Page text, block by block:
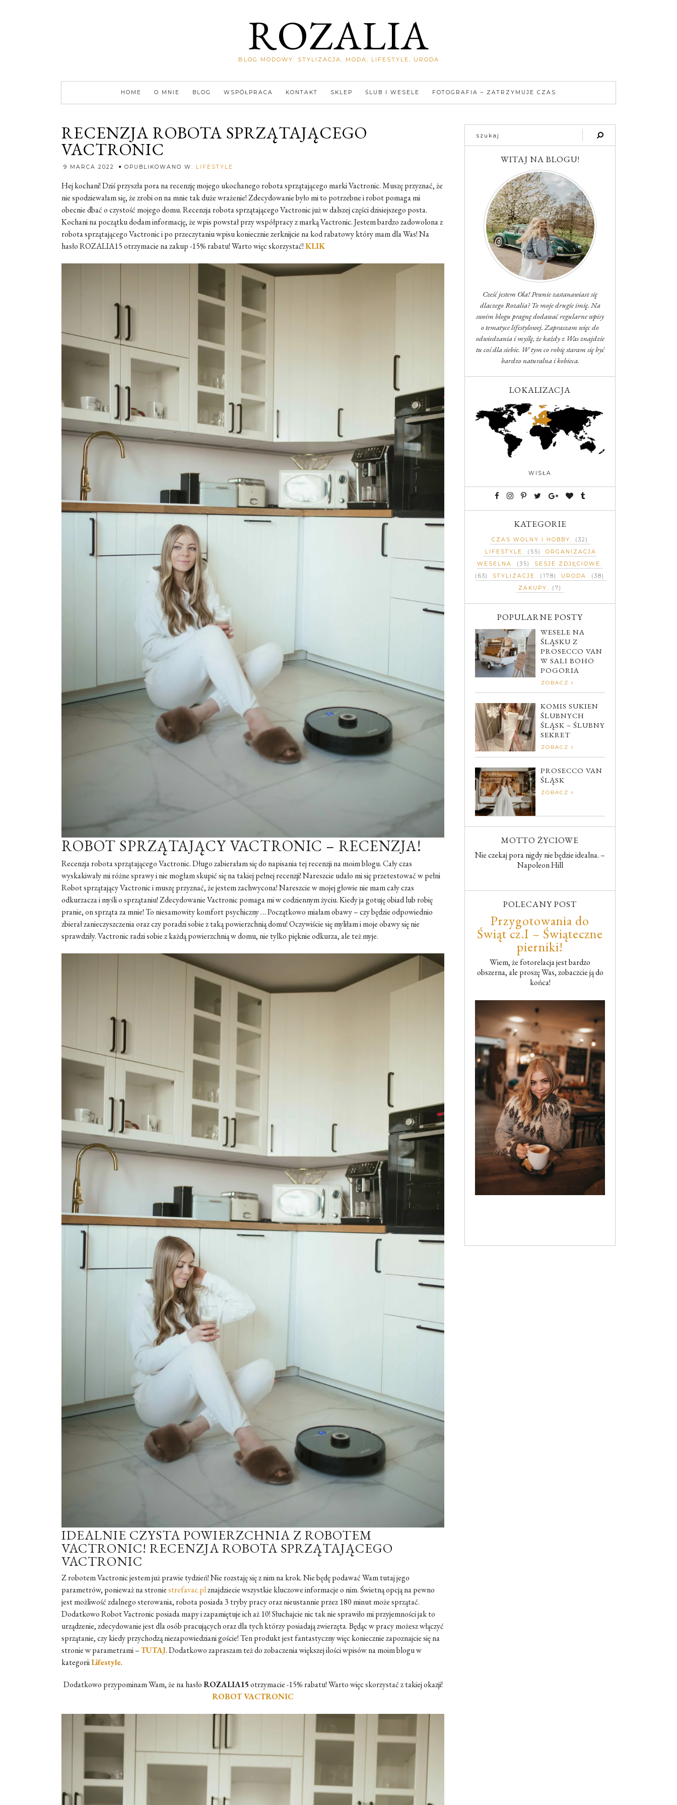
ROZALIA
BLOG MODOWY: STYLIZACJA, MODA, LIFESTYLE, URODA
HOME O MNIE BLOG WSPÓŁPRACA KONTAKT SKLEP ŚLUB I WESELE FOTOGRAFIA – ZATRZYMUJE CZAS
RECENZJA ROBOTA SPRZĄTAJĄCEGO
VACTRONIC
9 MARCA 2022 OPUBLIKOWANO W: LIFESTYLE
Hej kochani! Dziś przyszła pora na recenzję mojego ukochanego robota sprzątającego marki Vactronic. Muszę przyznać, że
nie spodziewałam się, że zrobi on na mnie tak duże wrażenie! Zdecydowanie było mi to potrzebne i robot pomaga mi
obecnie dbać o czystość mojego domu. Recenzja robota sprzątającego Vactronic już w dalszej części dzisiejszego posta.
Kochani na początku dodam informację, że wpis powstał przy współpracy z marką Vactronic. Jestem bardzo zadowolona z
robota sprzątającego Vactronic i po przeczytaniu wpisu koniecznie zerknijcie na kod rabatowy który mam dla Was! Na
hasło ROZALIA15 otrzymacie na zakup -15% rabatu! Warto więc skorzystać!KLIK
ROBOT SPRZĄTAJĄCY VACTRONIC – RECENZJA!
Recenzja robota sprzątającego Vactronic. Długo zabierałam się do napisania tej recenzji na moim blogu. Cały czas
wyskakiwały mi różne sprawy i nie mogłam skupić się na takiej pełnej recenzji! Nareszcie udało mi się przetestować w pełni
Robot sprzątający Vactronic i muszę przyznać, że jestem zachwycona! Nareszcie w mojej głowie nie mam cały czas
odkurzacza i myśli o sprzątaniu! Zdecydowanie Vactronic pomaga mi w codziennym życiu. Kiedy ja gotuję obiad lub robię
pranie, on sprząta za mnie! To niesamowity komfort psychiczny … Początkowo miałam obawy – czy będzie odpowiednio
zbierał zanieczyszczenia oraz czy poradzi sobie z taką powierzchnią domu! Oczywiście się myliłam i moje obawy się nie
sprawdziły. Vactronic radzi sobie z każdą powierzchnią w domu, nie tylko pięknie odkurza, ale też myje.
IDEALNIE CZYSTA POWIERZCHNIA Z ROBOTEM
VACTRONIC! RECENZJA ROBOTA SPRZĄTAJĄCEGO
VACTRONIC
Z robotem Vactronic jestem już prawie tydzień! Nie rozstaję się z nim na krok. Nie będę podawać Wam tutaj jego
parametrów, ponieważ na stroniestrefavac.plznajdziecie wszystkie kluczowe informacje o nim. Świetną opcją na pewno
jest możliwość zdalnego sterowania, robota posiada 3 tryby pracy oraz nieustannie przez 180 minut może sprzątać.
Dodatkowo Robot Vactronic posiada mapy i zapamiętuje ich aż 10! Słuchajcie nic tak nie sprawiło mi przyjemności jak to
urządzenie, zdecydowanie jest dla osób pracujących oraz dla tych którzy posiadają zwierzęta. Będąc w pracy możesz włączyć
sprzątanie, czy kiedy przychodzą niezapowiedziani goście! Ten produkt jest fantastyczny więc koniecznie zapoznajcie się na
stronie w parametrami –TUTAJ. Dodatkowo zapraszam też do zobaczenia większej ilości wpisów na moim blogu w
kategoriiLifestyle.
Dodatkowo przypominam Wam, że na hasłoROZALIA15otrzymacie -15% rabatu! Warto więc skorzystać z takiej okazji!
ROBOT VACTRONIC
WITAJ NA BLOGU!
Cześć jestem Ola! Pewnie zastanawiasz się
dlaczego Rozalia? To moje drugie imię. Na
swoim blogu pragnę dodawać regularne wpisy
o tematyce lifestylowej. Zapraszam więc do
odwiedzania i myślę, że każdy z Was znajdzie
tu coś dla siebie. W tym co robię staram się być
bardzo naturalna i kobieca.
LOKALIZACJA
WISŁA
KATEGORIE
CZAS WOLNY I HOBBY
(32)
LIFESTYLE
(55)
ORGANIZACJA
WESELNA
(35)
SESJE ZDJĘCIOWE
(63)
STYLIZACJE (178) URODA
(38)
ZAKUPY
(7)
POPULARNE POSTY
WESELE NA
ŚLĄSKU Z
PROSECCO VAN
W SALI BOHO
POGORIA
ZOBACZ
KOMIS SUKIEN
ŚLUBNYCH
ŚLĄSK – ŚLUBNY
SEKRET
ZOBACZ
PROSECCO VAN
ŚLĄSK
ZOBACZ
MOTTO ŻYCIOWE
Nie czekaj pora nigdy nie będzie idealna. –
Napoleon Hill
POLECANY POST
Przygotowania do
Świąt cz.I – Świąteczne
pierniki!
Wiem, że fotorelacja jest bardzo
obszerna, ale proszę Was, zobaczcie ją do
końca!